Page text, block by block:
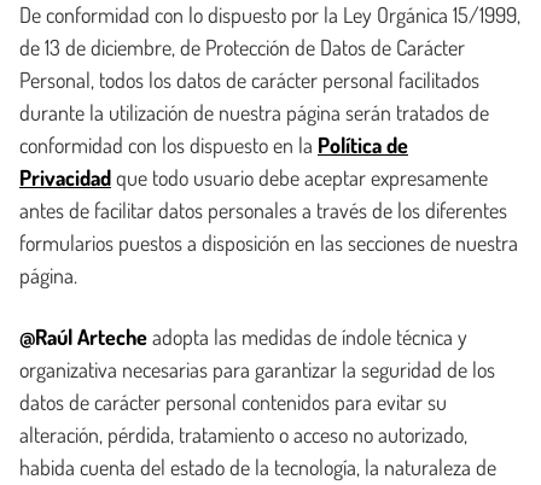
De conformidad con lo dispuesto por la Ley Orgánica 15/1999,
de 13 de diciembre, de Protección de Datos de Carácter
Personal, todos los datos de carácter personal facilitados
durante la utilización de nuestra página serán tratados de
conformidad con los dispuesto en la Política de
Privacidadque todo usuario debe aceptar expresamente
antes de facilitar datos personales a través de los diferentes
formularios puestos a disposición en las secciones de nuestra
página.
@Raúl Artecheadopta las medidas de índole técnica y
organizativa necesarias para garantizar la seguridad de los
datos de carácter personal contenidos para evitar su
alteración, pérdida, tratamiento o acceso no autorizado,
habida cuenta del estado de la tecnología, la naturaleza de